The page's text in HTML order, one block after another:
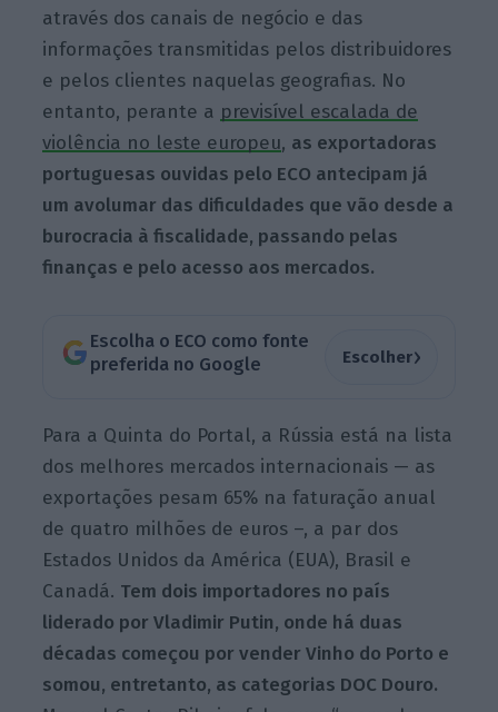
através dos canais de negócio e das
informações transmitidas pelos distribuidores
e pelos clientes naquelas geografias. No
entanto, perante a previsível escalada de
violência no leste europeu, as exportadoras
portuguesas ouvidas pelo ECO antecipam já
um avolumar das dificuldades que vão desde a
burocracia à fiscalidade, passando pelas
finanças e pelo acesso aos mercados.
Escolha o ECO como fonte
preferida no Google
Escolher›
Para a Quinta do Portal, a Rússia está na lista
dos melhores mercados internacionais — as
exportações pesam 65% na faturação anual
de quatro milhões de euros –, a par dos
Estados Unidos da América (EUA), Brasil e
Canadá. Tem dois importadores no país
liderado por Vladimir Putin, onde há duas
décadas começou por vender Vinho do Porto e
somou, entretanto, as categorias DOC Douro.